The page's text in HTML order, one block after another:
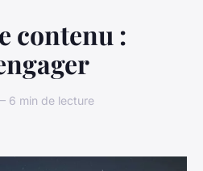
contenu :
6 min de lecture